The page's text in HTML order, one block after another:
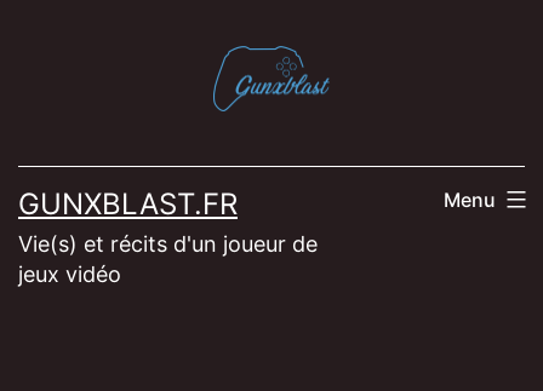
GUNXBLAST.FR
Vie(s) et récits d'un joueur de
jeux vidéo
Menu